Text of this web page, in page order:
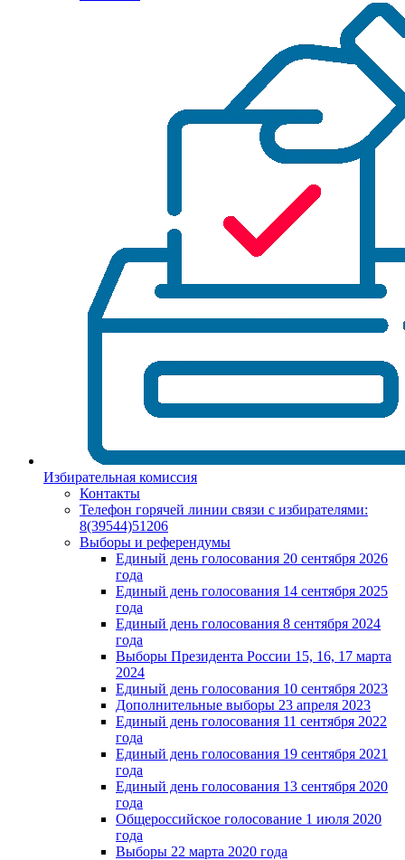
Избирательная комиссия
Контакты
Телефон горячей линии связи с избирателями:
8(39544)51206
Выборы и референдумы
Единый день голосования 20 сентября 2026
года
Единый день голосования 14 сентября 2025
года
Единый день голосования 8 сентября 2024
года
Выборы Президента России 15, 16, 17 марта
2024
Единый день голосования 10 сентября 2023
Дополнительные выборы 23 апреля 2023
Единый день голосования 11 сентября 2022
года
Единый день голосования 19 сентября 2021
года
Единый день голосования 13 сентября 2020
года
Общероссийское голосование 1 июля 2020
года
Выборы 22 марта 2020 года